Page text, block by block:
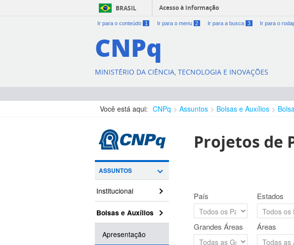
BRASIL Acesso à informação
Ir para o conteúdo 1 Ir para o menu 2 Ir para a busca 3 Ir para o
CNPq
MINISTÉRIO DA CIÊNCIA, TECNOLOGIA E INOVAÇÕES
Você está aqui: CNPq Assuntos Bolsas e Auxílios
ASSUNTOS
Institucional
Bolsas e Auxílios
Apresentação
Projetos de
País Estados
Grandes Áreas Áreas